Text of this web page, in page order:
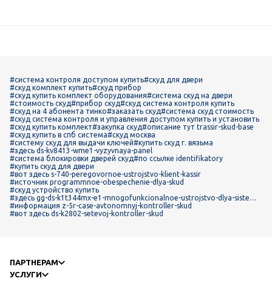
#система контроля доступом купить#скуд для двери
#скуд комплект купить#скуд прибор
#скуд купить комплект оборудования#система скуд на двери
#стоимость скуд#прибор скуд#скуд система контроля купить
#скуд на 4 абонента тинко#заказать скуд#система скуд стоимость
#скуд система контроля и управления доступом купить и установить
#скуд купить комплект#закупка скуд#описание тут trassir-skud-base
#скуд купить в спб система#скуд москва
#систему скуд для выдачи ключей#купить скуд г. вязьма
#здесь ds-kv8413-wme1-vyzyvnaya-panel
#система блокировки дверей скуд#по ссылке identifikatory
#купить скуд для двери
#вот здесь s-740-peregovornoe-ustrojstvo-klient-kassir
#источник programmnoe-obespechenie-dlya-skud
#скуд устройство купить
#здесь gg-ds-k1t344mx-e1-mnogofunkcionalnoe-ustrojstvo-dlya-sistem-k
ontrolya-i-upravleniya-dostupom
#информация z-5r-case-avtonomnyj-kontroller-skud
#вот здесь ds-k2802-setevoj-kontroller-skud
ПАРТНЕРАМ
УСЛУГИ